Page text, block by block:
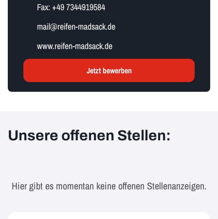
Fax: +49 7344919584
m​a​i​l​@reifen-madsack.de
www.reifen-madsack.de
Jetzt bewerben
Unsere offenen Stellen:
Hier gibt es momentan keine offenen Stellenanzeigen.